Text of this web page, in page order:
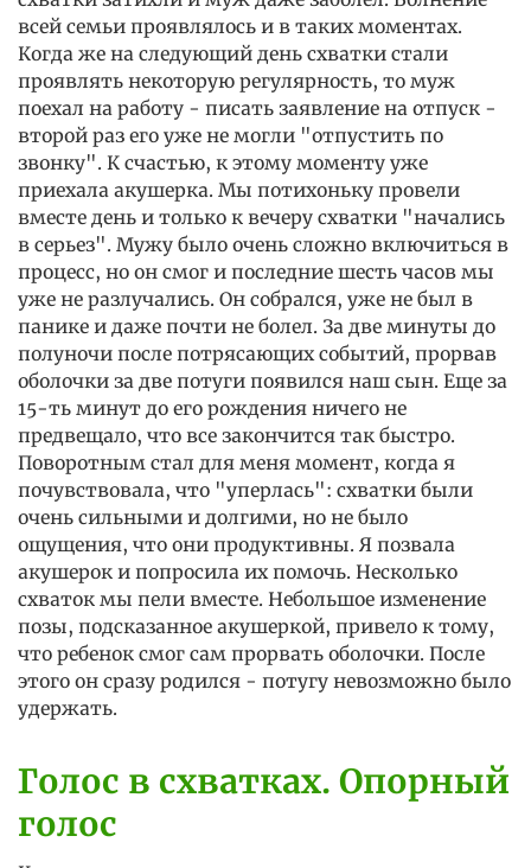
всей семьи проявлялось и в таких моментах.
Когда же на следующий день схватки стали
проявлять некоторую регулярность, то муж
поехал на работу - писать заявление на отпуск -
второй раз его уже не могли "отпустить по
звонку". К счастью, к этому моменту уже
приехала акушерка. Мы потихоньку провели
вместе день и только к вечеру схватки "начались
в серьез". Мужу было очень сложно включиться в
процесс, но он смог и последние шесть часов мы
уже не разлучались. Он собрался, уже не был в
панике и даже почти не болел. За две минуты до
полуночи после потрясающих событий, прорвав
оболочки за две потуги появился наш сын. Еще за
15-ть минут до его рождения ничего не
предвещало, что все закончится так быстро.
Поворотным стал для меня момент, когда я
почувствовала, что "уперлась": схватки были
очень сильными и долгими, но не было
ощущения, что они продуктивны. Я позвала
акушерок и попросила их помочь. Несколько
схваток мы пели вместе. Небольшое изменение
позы, подсказанное акушеркой, привело к тому,
что ребенок смог сам прорвать оболочки. После
этого он сразу родился - потугу невозможно было
удержать.
Голос в схватках. Опорный
голос